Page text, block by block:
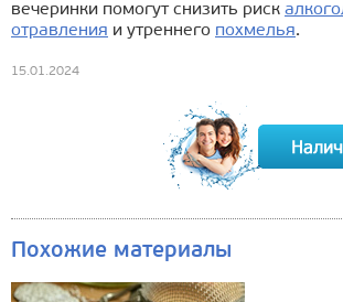
вечеринки помогут снизить риск
отравления и утреннего похмелья.
15.01.2024
Похожие материалы